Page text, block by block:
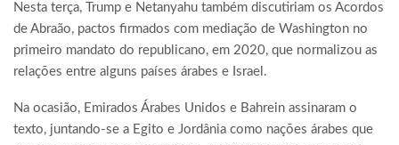
Nesta terça, Trump e Netanyahu também discutiriam os Acordos
de Abraão, pactos firmados com mediação de Washington no
primeiro mandato do republicano, em 2020, que normalizou as
relações entre alguns países árabes e Israel.
Na ocasião, Emirados Árabes Unidos e Bahrein assinaram o
texto, juntando-se a Egito e Jordânia como nações árabes que